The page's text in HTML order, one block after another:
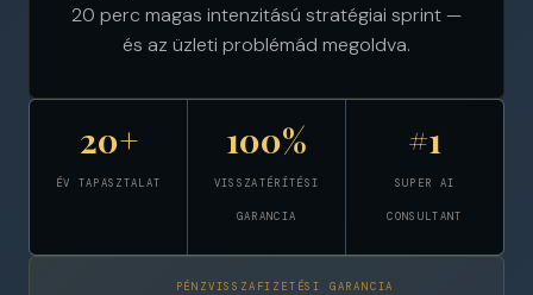
20 perc magas intenzitású stratégiai sprint —
és az üzleti problémád megoldva.
20+
ÉV TAPASZTALAT
100%
VISSZATÉRÍTÉSI
GARANCIA
#1
SUPER AI
CONSULTANT
PÉNZVISSZAFIZETÉSI GARANCIA